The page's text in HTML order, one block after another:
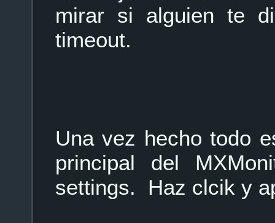
mirar si alguien te
timeout.
Una vez hecho todo
principal del
settings. Haz clcik y